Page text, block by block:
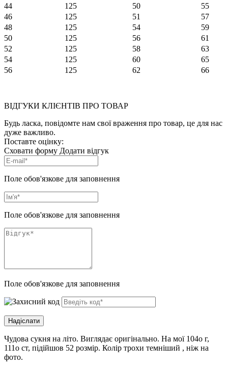
44
125 50
55
46
125 51
57
48
125 54
59
50
125 56
61
52
125 58
63
54
125 60
65
56
125 62 66
ВІДГУКИ КЛІЄНТІВ ПРО ТОВАР
Будь ласка, повідомте нам свої враження про товар, це для нас
дуже важливо.
Поставте оцінку:
Сховати форму Додати відгук
Поле обов'язкове для заповнення
Поле обов'язкове для заповнення
Поле обов'язкове для заповнення
Чудова сукня на літо. Виглядає оригінально. На мої 104о г,
111о ст, підійшов 52 розмір. Колір трохи темніший , ніж на
фото.